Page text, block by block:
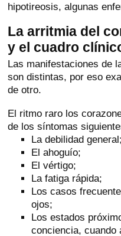
hipotireosis, algunas
La arritmia del
y el cuadro
Las manifestaciones de
son distintas, por eso
de otro.
El ritmo raro los
de los síntomas
La debilidad general;
El ahoguío;
El vértigo;
La fatiga rápida;
Los casos
ojos;
Los estados
conciencia, cuando